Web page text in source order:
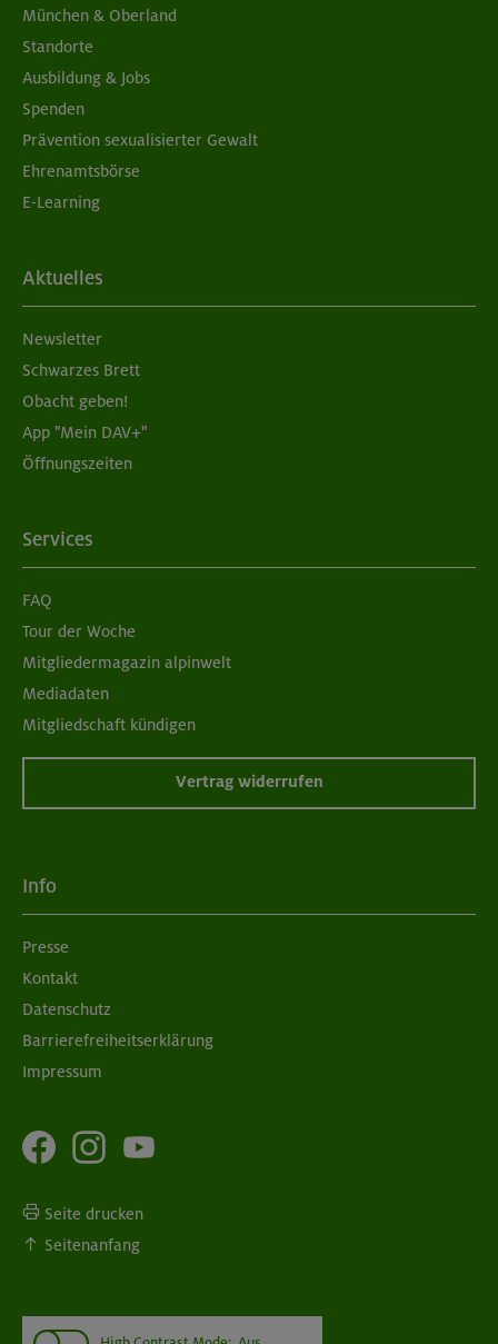
München & Oberland
Standorte
Ausbildung & Jobs
Spenden
Prävention sexualisierter Gewalt
Ehrenamtsbörse
E-Learning
Aktuelles
Newsletter
Schwarzes Brett
Obacht geben!
App "Mein DAV+"
Öffnungszeiten
Services
FAQ
Tour der Woche
Mitgliedermagazin alpinwelt
Mediadaten
Mitgliedschaft kündigen
Vertrag widerrufen
Info
Presse
Kontakt
Datenschutz
Barrierefreiheitserklärung
Impressum
Seite drucken
Seitenanfang